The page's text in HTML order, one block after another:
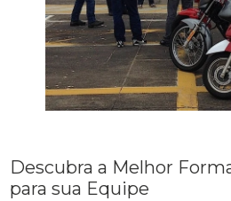
Descubra a Melhor
para sua Equipe